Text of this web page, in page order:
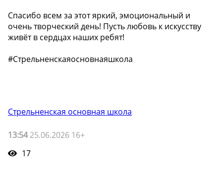
Спасибо всем за этот яркий, эмоциональный и
очень творческий день! Пусть любовь к искусству
живёт в сердцах наших ребят!
#Стрельненскаяосновнаяшкола
Стрельненская основная школа
13:5425.06.2026 16+
17